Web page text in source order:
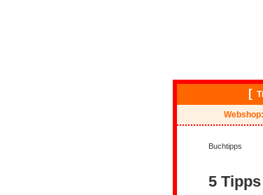
[
Buchtipps
5